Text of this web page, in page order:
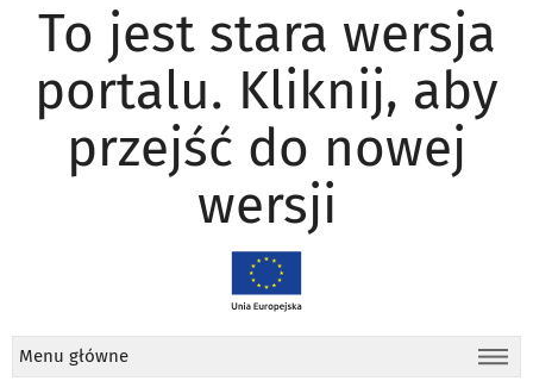
To jest stara wersja
portalu. Kliknij, aby
przejść do nowej
wersji
Menu główne